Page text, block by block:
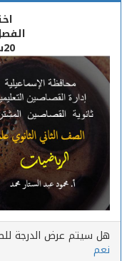
20سؤلا موضوعي
هل سيتم عرض الدرجة
نعم